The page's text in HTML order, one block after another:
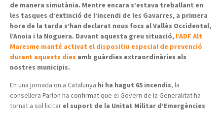
de manera simutània. Mentre encara s’estava treballant en
les tasques d’extinció de l’incendi de les Gavarres, a primera
hora de la tarda s’han declarat nous focs al Vallès Occidental,
l’Anoia i la Noguera. Davant aquesta greu situació, l’ADF Alt
Maresme manté activat el dispositiu especial de prevenció
durant aquests dies amb guàrdies extraordinàries als
nostres municipis.
En una jornada on a Catalunya hi ha hagut 65 incendis, la
consellera Parlon ha confirmat que el Govern de la Generalitat ha
tornat a sol·licitar el suport de la Unitat Militar d’Emergències